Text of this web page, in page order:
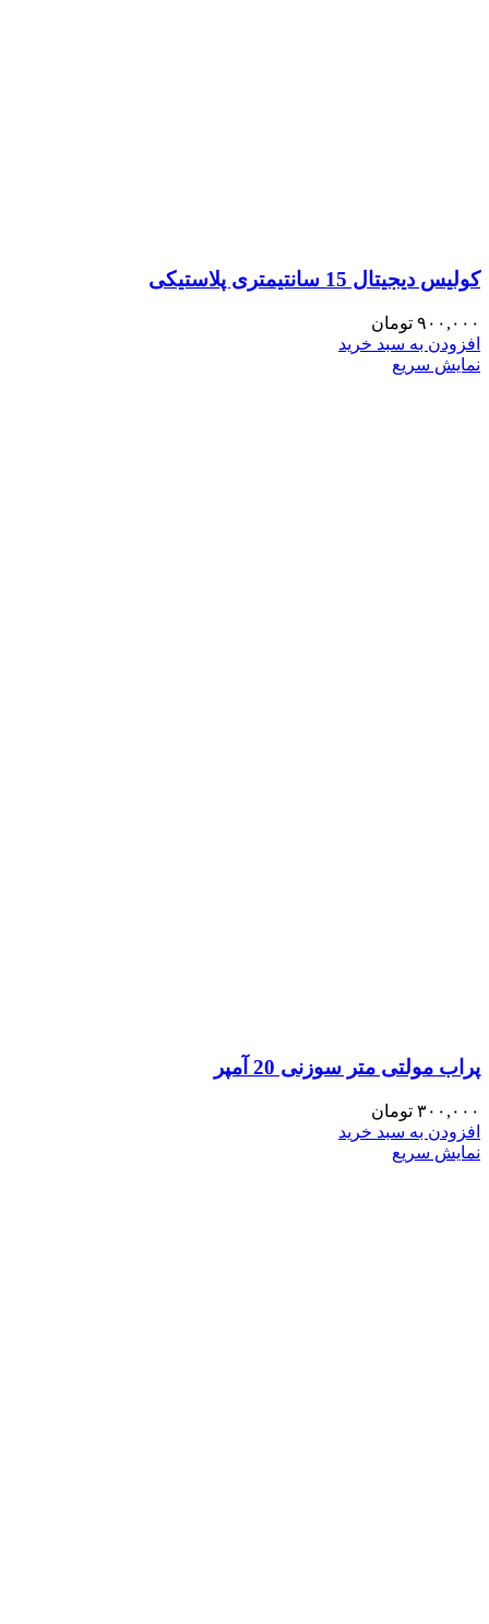
کولیس دیجیتال 15 سانتیمتری پلاستیکی
۹۰۰,۰۰۰ تومان
افزودن به سبد خرید
نمایش سریع
پراب مولتی متر سوزنی 20 آمپر
۳۰۰,۰۰۰ تومان
افزودن به سبد خرید
نمایش سریع